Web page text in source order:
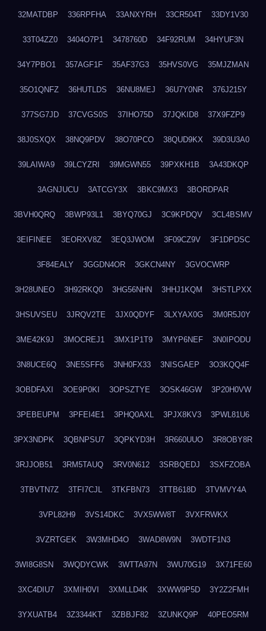
32MATDBP 336RPFHA 33ANXYRH 33CR504T 33DY1V30
33T04ZZ0 3404O7P1 3478760D 34F92RUM 34HYUF3N
34Y7PBO1 357AGF1F 35AF37G3 35HVS0VG 35MJZMAN
35O1QNFZ 36HUTLDS 36NU8MEJ 36U7Y0NR 376J215Y
377SG7JD 37CVGS0S 37IHO75D 37JQKID8 37X9FZP9
38J0SXQX 38NQ9PDV 38O70PCO 38QUD9KX 39D3U3A0
39LAIWA9 39LCYZRI 39MGWN55 39PXKH1B 3A43DKQP
3AGNJUCU 3ATCGY3X 3BKC9MX3 3BORDPAR
3BVH0QRQ 3BWP93L1 3BYQ70GJ 3C9KPDQV 3CL4BSMV
3EIFINEE 3EORXV8Z 3EQ3JWOM 3F09CZ9V 3F1DPDSC
3F84EALY 3GGDN4OR 3GKCN4NY 3GVOCWRP
3H28UNEO 3H92RKQ0 3HG56NHN 3HHJ1KQM 3HSTLPXX
3HSUVSEU 3JRQV2TE 3JX0QDYF 3LXYAX0G 3M0R5J0Y
3ME42K9J 3MOCREJ1 3MX1P1T9 3MYP6NEF 3N0IPODU
3N8UCE6Q 3NE5SFF6 3NH0FX33 3NISGAEP 3O3KQQ4F
3OBDFAXI 3OE9P0KI 3OPSZTYE 3OSK46GW 3P20H0VW
3PEBEUPM 3PFEI4E1 3PHQ0AXL 3PJX8KV3 3PWL81U6
3PX3NDPK 3QBNPSU7 3QPKYD3H 3R660UUO 3R8OBY8R
3RJJOB51 3RM5TAUQ 3RV0N612 3SRBQEDJ 3SXFZOBA
3TBVTN7Z 3TFI7CJL 3TKFBN73 3TTB618D 3TVMVY4A
3VPL82H9 3VS14DKC 3VX5WW8T 3VXFRWKX
3VZRTGEK 3W3MHD4O 3WAD8W9N 3WDTF1N3
3WI8G8SN 3WQDYCWK 3WTTA97N 3WU70G19 3X71FE60
3XC4DIU7 3XMIH0VI 3XMLLD4K 3XWW9P5D 3Y2Z2FMH
3YXUATB4 3Z3344KT 3ZBBJF82 3ZUNKQ9P 40PEO5RM